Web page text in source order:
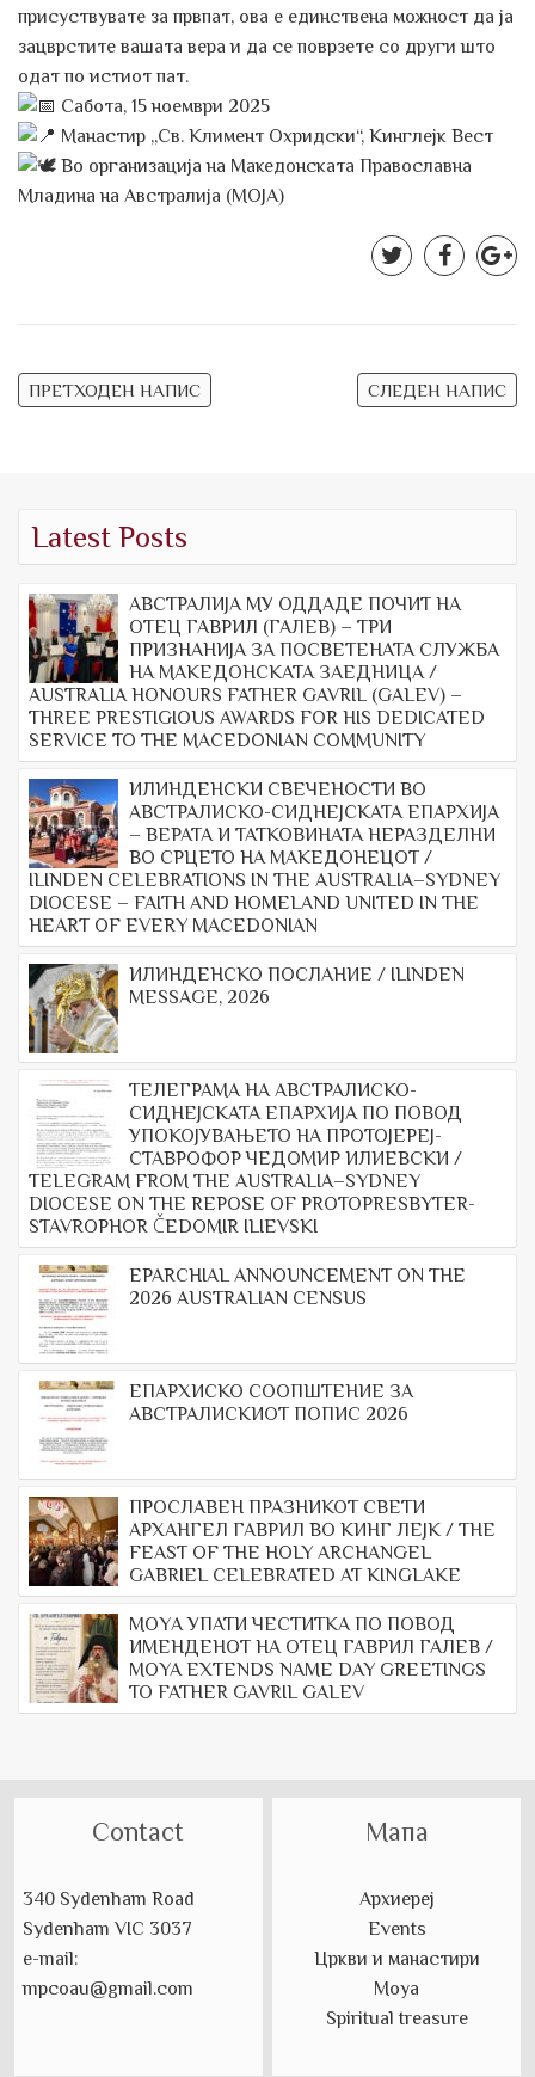
присуствувате за првпат, ова е единствена можност да ја
зацврстите вашата вера и да се поврзете со други што
одат по истиот пат.
Сабота, 15 ноември 2025
Манастир „Св. Климент Охридски“, Кинглејк Вест
Во организација на Македонската Православна
Младина на Австралија (МОЈА)
Post
ПРЕТХОДЕН НАПИС СЛЕДЕН НАПИС
Latest Posts
АВСТРАЛИЈА МУ ОДДАДЕ ПОЧИТ НА
ОТЕЦ ГАВРИЛ (ГАЛЕВ) – ТРИ
ПРИЗНАНИЈА ЗА ПОСВЕТЕНАТА СЛУЖБА
НА МАКЕДОНСКАТА ЗАЕДНИЦА /
AUSTRALIA HONOURS FATHER GAVRIL (GALEV) –
THREE PRESTIGIOUS AWARDS FOR HIS DEDICATED
SERVICE TO THE MACEDONIAN COMMUNITY
ИЛИНДЕНСКИ СВЕЧЕНОСТИ ВО
АВСТРАЛИСКО-СИДНЕЈСКАТА ЕПАРХИЈА
– ВЕРАТА И ТАТКОВИНАТА НЕРАЗДЕЛНИ
ВО СРЦЕТО НА МАКЕДОНЕЦОТ /
ILINDEN CELEBRATIONS IN THE AUSTRALIA–SYDNEY
DIOCESE – FAITH AND HOMELAND UNITED IN THE
HEART OF EVERY MACEDONIAN
ИЛИНДЕНСКО ПОСЛАНИЕ / ILINDEN
MESSAGE, 2026
ТЕЛЕГРАМА НА АВСТРАЛИСКО-
СИДНЕЈСКАТА ЕПАРХИЈА ПО ПОВОД
УПОКОЈУВАЊЕТО НА ПРОТОЈЕРЕЈ-
СТАВРОФОР ЧЕДОМИР ИЛИЕВСКИ /
TELEGRAM FROM THE AUSTRALIA–SYDNEY
DIOCESE ON THE REPOSE OF PROTOPRESBYTER-
STAVROPHOR ČEDOMIR ILIEVSKI
EPARCHIAL ANNOUNCEMENT ON THE
2026 AUSTRALIAN CENSUS
ЕПАРХИСКО СООПШТЕНИЕ ЗА
АВСТРАЛИСКИОТ ПОПИС 2026
ПРОСЛАВЕН ПРАЗНИКОТ СВЕТИ
АРХАНГЕЛ ГАВРИЛ ВО КИНГ ЛЕЈК / THE
FEAST OF THE HOLY ARCHANGEL
GABRIEL CELEBRATED AT KINGLAKE
МОYА УПАТИ ЧЕСТИТКА ПО ПОВОД
ИМЕНДЕНОТ НА ОТЕЦ ГАВРИЛ ГАЛЕВ /
MOYA EXTENDS NAME DAY GREETINGS
TO FATHER GAVRIL GALEV
Contact
340 Sydenham Road
Sydenham VIC 3037
e-mail:
mpcoau@gmail.com
Мапа
Архиереј
Events
Цркви и манастири
Моуа
Spiritual treasure